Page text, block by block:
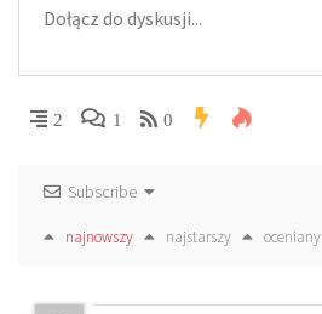
2 1 0
Subscribe
najnowszy najstarszy oceniany